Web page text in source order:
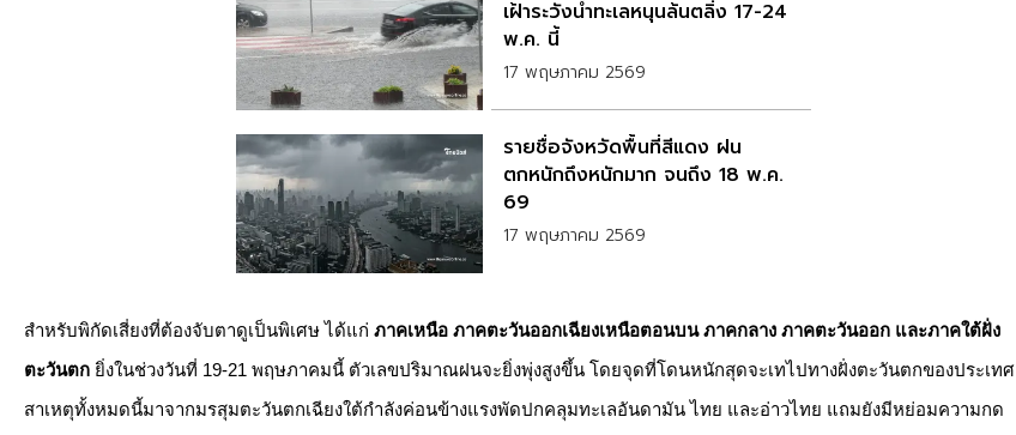
เฝ้าระวังน้ำทะเลหนุนล้นตลิ่ง 17-24
พ.ค. นี้
17 พฤษภาคม 2569
รายชื่อจังหวัดพื้นที่สีแดง ฝน
ตกหนักถึงหนักมาก จนถึง 18 พ.ค.
69
17 พฤษภาคม 2569
สำหรับพิกัดเสี่ยงที่ต้องจับตาดูเป็นพิเศษ ได้แก่ ภาคเหนือ ภาคตะวันออกเฉียงเหนือตอนบน ภาคกลาง ภาคตะวันออก และภาคใต้ฝั่ง
ตะวันตก ยิ่งในช่วงวันที่ 19-21 พฤษภาคมนี้ ตัวเลขปริมาณฝนจะยิ่งพุ่งสูงขึ้น โดยจุดที่โดนหนักสุดจะเทไปทางฝั่งตะวันตกของประเทศ
สาเหตุทั้งหมดนี้มาจากมรสุมตะวันตกเฉียงใต้กำลังค่อนข้างแรงพัดปกคลุมทะเลอันดามัน ไทย และอ่าวไทย แถมยังมีหย่อมความกด